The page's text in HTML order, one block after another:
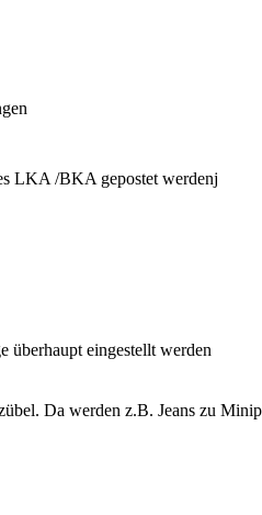
LKA /BKA gepostet werdenj
überhaupt eingestellt werden
Da werden z.B. Jeans zu